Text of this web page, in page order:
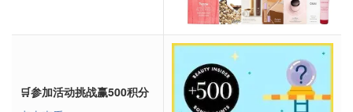
🛒参加活动挑战赢500积分